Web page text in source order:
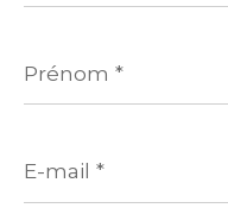
*
mail
*